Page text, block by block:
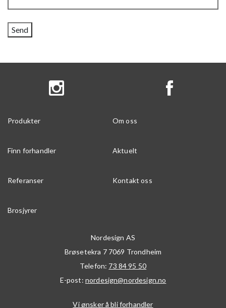
Produkter Om oss
Finn forhandler Aktuelt
Referanser Kontakt oss
Brosjyrer
Nordesign AS
Brøsetekra 7 7069 Trondheim
Telefon: 73 84 95 50
E-post: nordesign@nordesign.no
Vi ønsker å bli forhandler